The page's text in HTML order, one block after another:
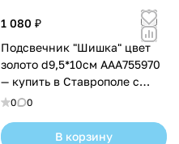
1 080 ₽
Подсвечник "Шишка" цвет
золото d9,5*10см AAA755970
— купить в Ставрополе с
доставкой
0 0
В корзину